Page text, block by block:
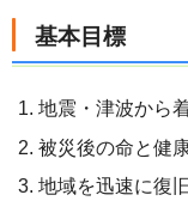
基本目標
地震・津波から
被災後の命と健
地域を迅速に復